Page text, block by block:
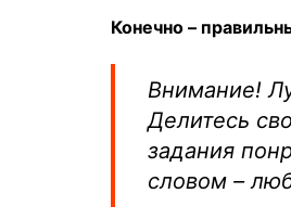
Конечно –
Внимание!
Делитесь
задания
словом –